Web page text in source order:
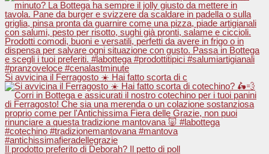
Si avvicina il Ferragosto ☀️ Hai fatto scorta di c
Il prodotto preferito di Deborah? Il petto di poll